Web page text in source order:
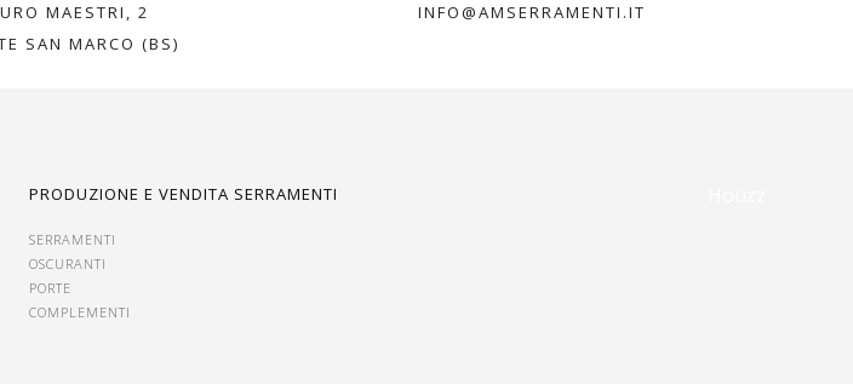
MAESTRI, 2
SAN MARCO (BS)
INFO@AMSERRAMENTI.IT
PRODUZIONE E VENDITA SERRAMENTI
SERRAMENTI
OSCURANTI
PORTE
COMPLEMENTI